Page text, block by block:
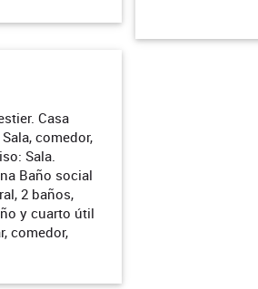
Casa
comedor,
Sala.
Baño social
2 baños,
y cuarto útil
comedor,